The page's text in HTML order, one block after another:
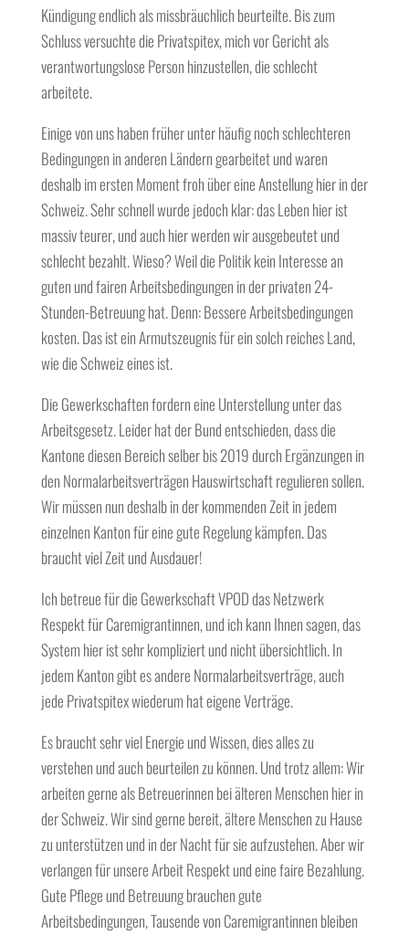
Kündigung endlich als missbräuchlich beurteilte. Bis zum
Schluss versuchte die Privatspitex, mich vor Gericht als
verantwortungslose Person hinzustellen, die schlecht
arbeitete.
Einige von uns haben früher unter häufig noch schlechteren
Bedingungen in anderen Ländern gearbeitet und waren
deshalb im ersten Moment froh über eine Anstellung hier in der
Schweiz. Sehr schnell wurde jedoch klar: das Leben hier ist
massiv teurer, und auch hier werden wir ausgebeutet und
schlecht bezahlt. Wieso? Weil die Politik kein Interesse an
guten und fairen Arbeitsbedingungen in der privaten 24-
Stunden-Betreuung hat. Denn: Bessere Arbeitsbedingungen
kosten. Das ist ein Armutszeugnis für ein solch reiches Land,
wie die Schweiz eines ist.
Die Gewerkschaften fordern eine Unterstellung unter das
Arbeitsgesetz. Leider hat der Bund entschieden, dass die
Kantone diesen Bereich selber bis 2019 durch Ergänzungen in
den Normalarbeitsverträgen Hauswirtschaft regulieren sollen.
Wir müssen nun deshalb in der kommenden Zeit in jedem
einzelnen Kanton für eine gute Regelung kämpfen. Das
braucht viel Zeit und Ausdauer!
Ich betreue für die Gewerkschaft VPOD das Netzwerk
Respekt für Caremigrantinnen, und ich kann Ihnen sagen, das
System hier ist sehr kompliziert und nicht übersichtlich. In
jedem Kanton gibt es andere Normalarbeitsverträge, auch
jede Privatspitex wiederum hat eigene Verträge.
Es braucht sehr viel Energie und Wissen, dies alles zu
verstehen und auch beurteilen zu können. Und trotz allem: Wir
arbeiten gerne als Betreuerinnen bei älteren Menschen hier in
der Schweiz. Wir sind gerne bereit, ältere Menschen zu Hause
zu unterstützen und in der Nacht für sie aufzustehen. Aber wir
verlangen für unsere Arbeit Respekt und eine faire Bezahlung.
Gute Pflege und Betreuung brauchen gute
Arbeitsbedingungen, Tausende von Caremigrantinnen bleiben